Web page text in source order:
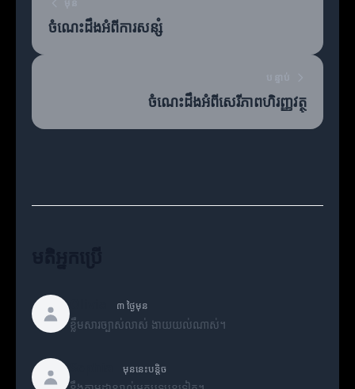
ចំណេះដឹងអំពីការសន្សំ
ចំណេះដឹងអំពីសេរីភាពហិរញ្ញវត្ថុ
៣ ថ្ងៃមុន
ខ្លឹមសារច្បាស់លាស់ ងាយយល់ណាស់។
មុននេះបន្តិច